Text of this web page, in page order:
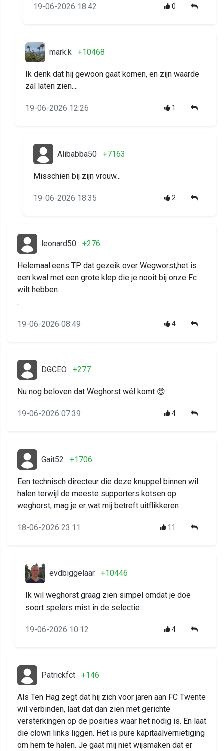
19-06-2026 18:42 0
mark.k +10468
Ik denk dat hij gewoon gaat komen, en zijn waarde
zal laten zien....
19-06-2026 12:26 1
Alibabba50 +7163
Misschien bij zijn vrouw...
19-06-2026 18:35 2
leonard50 +276
Helemaal.eens TP dat gezeik over Wegworst,het is
een kwal met een grote klep die je nooit bij onze Fc
wilt hebben.
.
19-06-2026 08:49 4
DGCEO +277
Nu nog beloven dat Weghorst wél komt 😍
19-06-2026 07:39 4
Gait52 +1706
Een technisch directeur die deze knuppel binnen wil
halen terwijl de meeste supporters kotsen op
weghorst, mag je er wat mij betreft uitflikkeren
18-06-2026 23:11 11
evdbiggelaar +10446
Ik wil weghorst graag zien simpel omdat je doe
soort spelers mist in de selectie
19-06-2026 10:12 4
Patrickfct +146
Als Ten Hag zegt dat hij zich voor jaren aan FC Twente
wil verbinden, laat dat dan zien met gerichte
versterkingen op de posities waar het nodig is. En laat
die clown links liggen. Het is pure kapitaalvernietiging
om hem te halen. Je gaat mij niet wijsmaken dat er